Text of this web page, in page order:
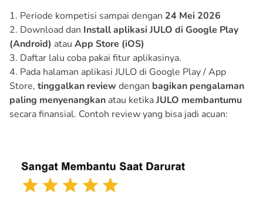
1. Periode kompetisi sampai dengan 24 Mei 2026
2. Download dan Install aplikasi JULO di Google Play
(Android) atau App Store (iOS)
3. Daftar lalu coba pakai fitur aplikasinya.
4. Pada halaman aplikasi JULO di Google Play / App
Store, tinggalkan review dengan bagikan pengalaman
paling menyenangkan atau ketikaJULO membantumu
secara finansial. Contoh review yang bisa jadi acuan: